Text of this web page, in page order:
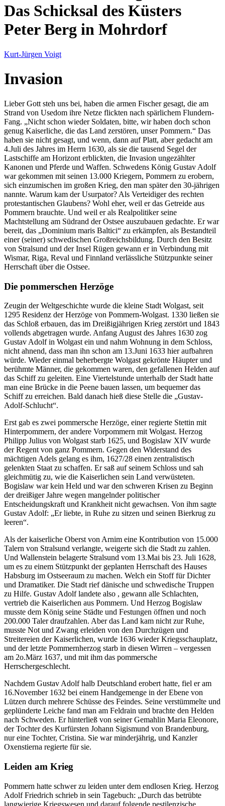
Das Schicksal des Küsters
Peter Berg in Mohrdorf
Kurt-Jürgen Voigt
Invasion
Lieber Gott steh uns bei, haben die armen Fischer gesagt, die am
Strand von Usedom ihre Netze flickten nach spärlichem Flundern-
Fang.
Nicht schon wieder Soldaten, bitte, wir haben doch schon
genug Kaiserliche, die das Land zerstören, unser Pommern.
Das
haben sie nicht gesagt, und wenn, dann auf Platt, aber gedacht am
4.Juli des Jahres im Herrn 1630, als sie die tausend Segel der
Lastschiffe am Horizont erblickten, die Invasion ungezählter
Kanonen und Pferde und Waffen. Schwedens König Gustav Adolf
war gekommen mit seinen 13.000 Kriegern, Pommern zu erobern,
sich einzumischen im großen Krieg, den man später den 30-jährigen
nannte. Warum kam der Usurpator? Als Verteidiger des rechten
protestantischen Glaubens? Wohl eher, weil er das Getreide aus
Pommern brauchte. Und weil er als Realpolitiker seine
Machtstellung am Südrand der Ostsee auszubauen gedachte. Er war
bereit, das
Dominium maris Baltici
zu erkämpfen, als Bestandteil
einer (seiner) schwedischen Großreichsbildung. Durch den Besitz
von Stralsund und der Insel Rügen gewann er in Verbindung mit
Wismar, Riga, Reval und Finnland verlässliche Stützpunkte seiner
Herrschaft über die Ostsee.
Die pommerschen Herzöge
Zeugin der Weltgeschichte wurde die kleine Stadt Wolgast, seit
1295 Residenz der Herzöge von Pommern-Wolgast. 1330 ließen sie
das Schloß erbauen, das im Dreißigjährigen Krieg zerstört und 1843
vollends abgetragen wurde. Anfang August des Jahres 1630 zog
Gustav Adolf in Wolgast ein und nahm Wohnung in dem Schloss,
nicht ahnend, dass man ihn schon am 13.Juni 1633 hier aufbahren
würde. Wieder einmal beherbergte Wolgast gekrönte Häupter und
berühmte Männer, die gekommen waren, den gefallenen Helden auf
das Schiff zu geleiten. Eine Viertelstunde unterhalb der Stadt hatte
man eine Brücke in die Peene bauen lassen, um bequemer das
Schiff zu erreichen. Bald danach hieß diese Stelle die
Gustav-
Adolf-Schlucht .
Erst gab es zwei pommersche Herzöge, einer regierte Stettin mit
Hinterpommern, der andere Vorpommern mit Wolgast. Herzog
Philipp Julius von Wolgast starb 1625, und Bogislaw XIV wurde
der Regent von ganz Pommern. Gegen den Widerstand des
mächtigen Adels gelang es ihm, 1627/28 einen zentralistisch
gelenkten Staat zu schaffen. Er saß auf seinem Schloss und sah
gleichmütig zu, wie die Kaiserlichen sein Land verwüsteten.
Bogislaw war kein Held und war den schweren Krisen zu Beginn
der dreißiger Jahre wegen mangelnder politischer
Entscheidungskraft und Krankheit nicht gewachsen. Von ihm sagte
Gustav Adolf:
Er liebte, in Ruhe zu sitzen und seinen Bierkrug zu
leeren .
Als der kaiserliche Oberst von Arnim eine Kontribution von 15.000
Talern von Stralsund verlangte, weigerte sich die Stadt zu zahlen.
Und Wallenstein belagerte Stralsund vom 13.Mai bis 23. Juli 1628,
um es zu einem Stützpunkt der geplanten Herrschaft des Hauses
Habsburg im Ostseeraum zu machen. Welch ein Stoff für Dichter
und Dramatiker. Die Stadt rief dänische und schwedische Truppen
zu Hilfe. Gustav Adolf landete also , gewann alle Schlachten,
vertrieb die Kaiserlichen aus Pommern. Und Herzog Bogislaw
musste dem König seine Städte und Festungen öffnen und noch
200.000 Taler draufzahlen. Aber das Land kam nicht zur Ruhe,
musste Not und Zwang erleiden von den Durchzügen und
Streitereien der Kaiserlichen, wurde 1636 wieder Kriegsschauplatz,
und der letzte Pommernherzog starb in diesen Wirren – vergessen
am 2o.März 1637, und mit ihm das pommersche
Herrschergeschlecht.
Nachdem Gustav Adolf halb Deutschland erobert hatte, fiel er am
16.November 1632 bei einem Handgemenge in der Ebene von
Lützen durch mehrere Schüsse des Feindes. Seine verstümmelte und
geplünderte Leiche fand man am Feldrain und brachte den Helden
nach Schweden. Er hinterließ von seiner Gemahlin Maria Eleonore,
der Tochter des Kurfürsten Johann Sigismund von Brandenburg,
nur eine Tochter, Cristina. Sie war minderjährig, und Kanzler
Oxenstierna regierte für sie.
Leiden am Krieg
Pommern hatte schwer zu leiden unter dem endlosen Krieg. Herzog
Adolf Friedrich schrieb in sein Tagebuch:
Durch das betrübte
langwierige Kriegswesen und darauf folgende pestilenzische